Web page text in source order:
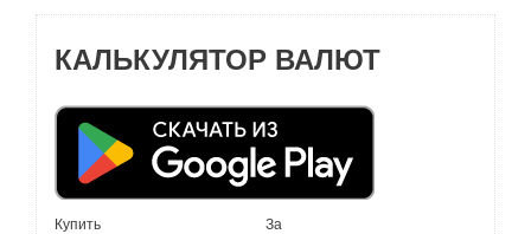
КАЛЬКУЛЯТОР ВАЛЮТ
Купить За